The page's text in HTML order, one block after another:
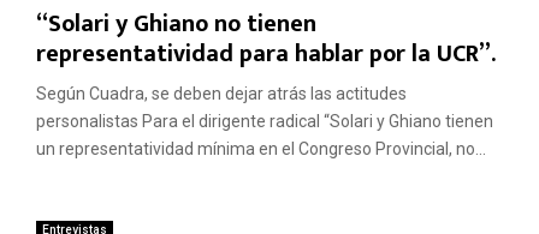
“Solari y Ghiano no tienen
representatividad para hablar por la UCR”.
Según Cuadra, se deben dejar atrás las actitudes
personalistas Para el dirigente radical “Solari y Ghiano tienen
un representatividad mínima en el Congreso Provincial, no...
Entrevistas